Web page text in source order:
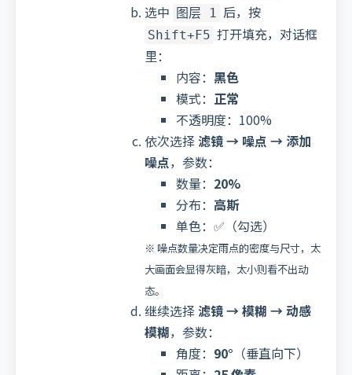
选中 图层 1 后，按
Shift+F5 打开填充，对话框
里：
内容： 黑色
模式： 正常
不透明度：100%
依次选择滤镜 → 噪点 → 添加
噪点，参数：
数量： 20%
分布： 高斯
单色：✅（勾选）
※ 噪点数量决定雨点的密度与尺寸，太
大画面会显得灰暗，太小则看不出动
态。
继续选择滤镜 → 模糊 → 动感
模糊，参数：
角度： 90° （垂直向下）